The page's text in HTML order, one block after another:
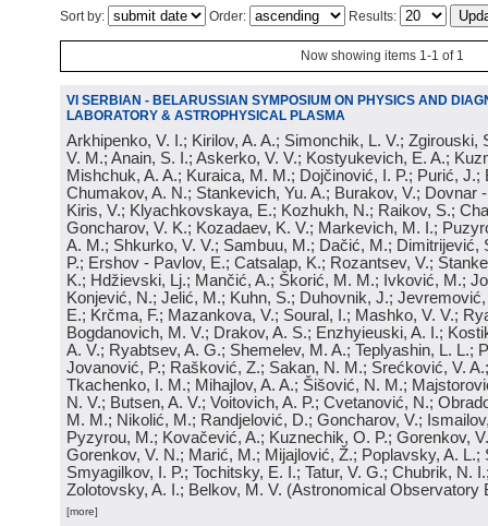
Sort by: Order: Results:
Now showing items 1-1 of 1
VI SERBIAN - BELARUSSIAN SYMPOSIUM ON PHYSICS AND
LABORATORY & ASTROPHYSICAL PLASMA
Arkhipenko, V. I.; Kirilov, A. A.; Simonchik, L. V.; Zgirouski,
V. M.; Anain, S. I.; Askerko, V. V.; Kostyukevich, E. A.;
Mishchuk, A. A.; Kuraica, M. M.; Dojčinović, I. P.; Purić, J.;
Chumakov, A. N.; Stankevich, Yu. A.; Burakov, V.; Dovnar
Kiris, V.; Klyachkovskaya, E.; Kozhukh, N.; Raikov, S.;
Goncharov, V. K.; Kozadaev, K. V.; Markevich, M. I.;
A. M.; Shkurko, V. V.; Sambuu, M.; Dačić, M.; Dimitrijević,
P.; Ershov - Pavlov, E.; Catsalap, K.; Rozantsev, V.;
K.; Hdžievski, Lj.; Mančić, A.; Škorić, M. M.; Ivković, M.;
Konjević, N.; Jelić, M.; Kuhn, S.; Duhovnik, J.;
E.; Krčma, F.; Mazankova, V.; Soural, I.; Mashko, V. V.;
Bogdanovich, M. V.; Drakov, A. S.; Enzhyieuski, A. I.;
A. V.; Ryabtsev, A. G.; Shemelev, M. A.; Teplyashin, L. L.;
Jovanović, P.; Rašković, Z.; Sakan, N. M.; Srećković, V.
Tkachenko, I. M.; Mihajlov, A. A.; Šišović, N. M.;
N. V.; Butsen, A. V.; Voitovich, A. P.; Cvetanović, N.;
M. M.; Nikolić, M.; Randjelović, D.; Goncharov, V.;
Pyzyrou, M.; Kovačević, A.; Kuznechik, O. P.; Gorenkov,
Gorenkov, V. N.; Marić, M.; Mijajlović, Ž.; Poplavsky, A. L.;
Smyagilkov, I. P.; Tochitsky, E. I.; Tatur, V. G.; Chubrik, N.
Zolotovsky, A. I.; Belkov, M. V. (Astronomical Observatory
[more]